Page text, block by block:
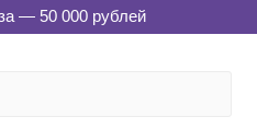
— 50 000 рублей